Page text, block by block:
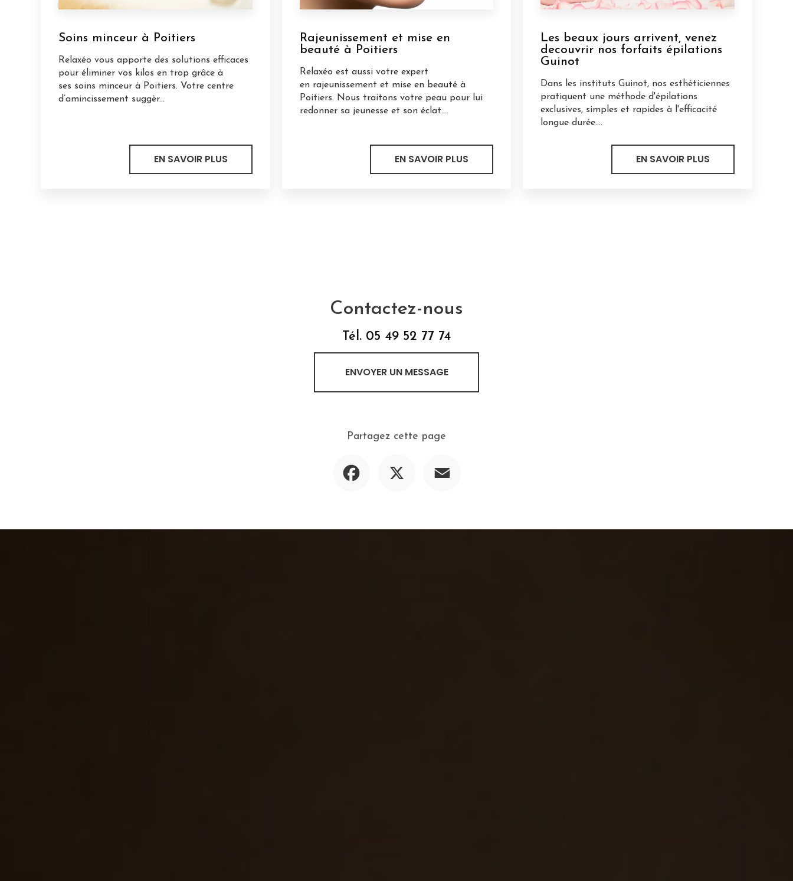
Soins minceur à Poitiers
Relaxéo vous apporte des solutions efficaces
pour éliminer vos kilos en trop grâce à
ses soins minceur à Poitiers. Votre centre
d’amincissement suggèr...
EN SAVOIR PLUS
Rajeunissement et mise en
beauté à Poitiers
Relaxéo est aussi votre expert
en rajeunissement et mise en beauté à
Poitiers. Nous traitons votre peau pour lui
redonner sa jeunesse et son éclat....
EN SAVOIR PLUS
Les beaux jours arrivent, venez
decouvrir nos forfaits épilations
Guinot
Dans les instituts Guinot, nos esthéticiennes
pratiquent une méthode d'épilations
exclusives, simples et rapides à l'efficacité
longue durée....
EN SAVOIR PLUS
Contactez-nous
Tél. 05 49 52 77 74
ENVOYER UN MESSAGE
Partagez cette page